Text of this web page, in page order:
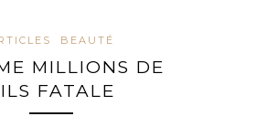
BEAUTÉ
MILLIONS DE
FATALE